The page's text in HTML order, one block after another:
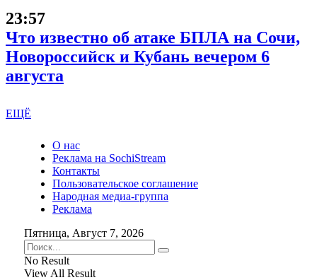
23:57
Что известно об атаке БПЛА на Сочи,
Новороссийск и Кубань вечером 6
августа
ЕЩЁ
О нас
Реклама на SochiStream
Контакты
Пользовательское соглашение
Народная медиа-группа
Реклама
Пятница, Август 7, 2026
No Result
View All Result